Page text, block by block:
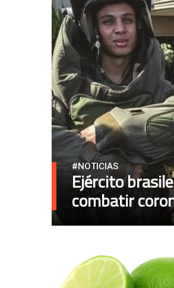
#NOTICIAS
Ejército
combatir